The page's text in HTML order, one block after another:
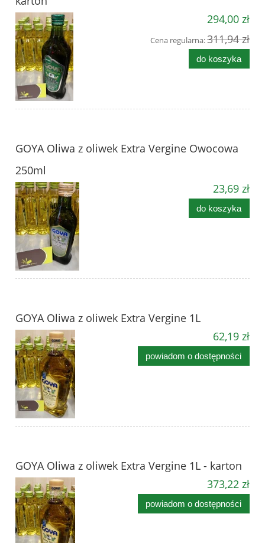
294,00 zł
Cena regularna:311,94 zł
do koszyka
GOYA Oliwa z oliwek Extra Vergine Owocowa
250ml
23,69 zł
do koszyka
GOYA Oliwa z oliwek Extra Vergine 1L
62,19 zł
powiadom o dostępności
GOYA Oliwa z oliwek Extra Vergine 1L - karton
373,22 zł
powiadom o dostępności